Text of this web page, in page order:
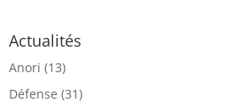
Actualités
Anori (13)
Défense (31)